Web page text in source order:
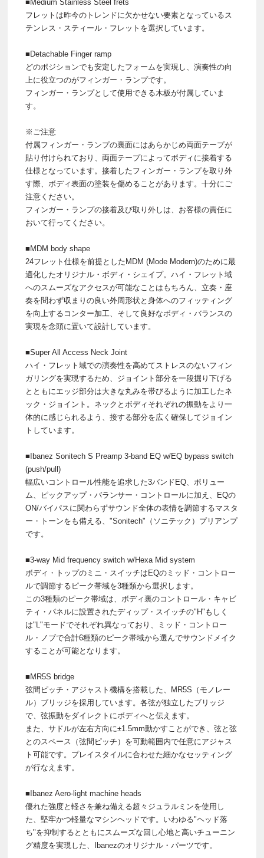
■Medium Stainless Steel frets
フレットは昨今のトレンドに欠かせない要素となっているス
テンレス・スティール・フレットを選択しています。
■Detachable Finger ramp
どのポジションでも安定したフォームを実現し、演奏性の向
上に役立つのがフィンガー・ランプです。
フィンガー・ランプとして使用できる木板が付属していま
す。
※ご注意
付属フィンガー・ランプの裏面にはあらかじめ両面テープが
貼り付けられており、両面テープによってボディに接着する
仕様となっています。接着したフィンガー・ランプを取り外
す際、ボディ表面の塗装を傷めることがあります。十分にご
注意ください。
フィンガー・ランプの接着及び取り外しは、お客様の責任に
おいて行ってください。
■MDM body shape
24フレット仕様を前提としたMDM (Mode Modern)のために最
適化したオリジナル・ボディ・シェイプ。ハイ・フレット域
へのスムーズなアクセスが可能なことはもちろん、立奏・座
奏を問わず収まりの良い外周形状と身体へのフィッティング
を向上するコンター加工、そして良好なボディ・バランスの
実現を念頭に置いて設計しています。
■Super All Access Neck Joint
ハイ・フレット域での演奏性を高めてストレスのないフィン
ガリングを実現するため、ジョイント部分を一段掘り下げる
とともにエッジ部分は大きな丸みを帯びるように加工したネ
ック・ジョイント。ネックとボディそれぞれの振動をより一
体的に感じられるよう、接する部分を広く確保してジョイン
トしています。
■Ibanez Sonitech S Preamp 3-band EQ w/EQ bypass switch
(push/pull)
幅広いコントロール性能を追求した3バンドEQ、ボリュー
ム、ピックアップ・バランサー・コントロールに加え、EQの
ON/バイパスに関わらずサウンド全体の表情を調節するマスタ
ー・トーンをも備える、"Sonitech"（ソニテック）プリアンプ
です。
■3-way Mid frequency switch w/Hexa Mid system
ボディ・トップのミニ・スイッチはEQのミッド・コントロー
ルで調節するピーク帯域を3種類から選択します。
この3種類のピーク帯域は、ボディ裏のコントロール・キャビ
ティ・パネルに設置されたディップ・スイッチの"H"もしく
は"L"モードでそれぞれ異なっており、ミッド・コントロー
ル・ノブで合計6種類のピーク帯域から選んでサウンドメイク
することが可能となります。
■MR5S bridge
弦間ピッチ・アジャスト機構を搭載した、MR5S（モノレー
ル）ブリッジを採用しています。各弦が独立したブリッジ
で、弦振動をダイレクトにボディへと伝えます。
また、サドルが左右方向に±1.5mm動かすことができ、弦と弦
とのスペース（弦間ピッチ）を可動範囲内で任意にアジャス
ト可能です。プレイスタイルに合わせた細かなセッティング
が行なえます。
■Ibanez Aero-light machine heads
優れた強度と軽さを兼ね備える超々ジュラルミンを使用し
た、堅牢かつ軽量なマシンヘッドです。いわゆる"ヘッド落
ち"を抑制するとともにスムーズな回し心地と高いチューニン
グ精度を実現した、Ibanezのオリジナル・パーツです。